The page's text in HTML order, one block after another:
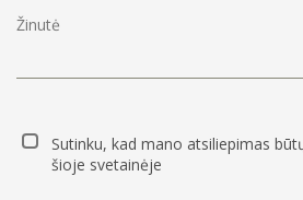
Sutinku, kad mano atsiliepimas
šioje svetainėje